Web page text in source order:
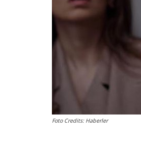
Foto Credits: Haberler